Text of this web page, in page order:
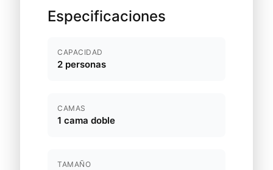
Especificaciones
CAPACIDAD
2 personas
CAMAS
1 cama doble
TAMAÑO